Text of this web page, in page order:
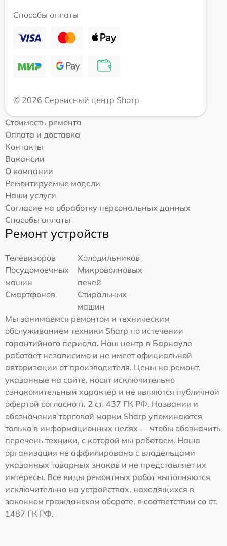
Способы оплаты
© 2026 Сервисный центр Sharp
Стоимость ремонта
Оплата и доставка
Контакты
Вакансии
О компании
Ремонтируемые модели
Наши услуги
Согласие на обработку персональных данных
Способы оплаты
Ремонт устройств
Телевизоров
Холодильников
Посудомоечных
машин
Микроволновых
печей
Смартфонов
Стиральных
машин
Мы занимаемся ремонтом и техническим
обслуживанием техники Sharp по истечении
гарантийного периода. Наш центр в Барнауле
работает независимо и не имеет официальной
авторизации от производителя. Цены на ремонт,
указанные на сайте, носят исключительно
ознакомительный характер и не являются публичной
офертой согласно п. 2 ст. 437 ГК РФ. Названия и
обозначения торговой марки Sharp упоминаются
только в информационных целях — чтобы обозначить
перечень техники, с которой мы работаем. Наша
организация не аффилирована с владельцами
указанных товарных знаков и не представляет их
интересы. Все виды ремонтных работ выполняются
исключительно на устройствах, находящихся в
законном гражданском обороте, в соответствии со ст.
1487 ГК РФ.